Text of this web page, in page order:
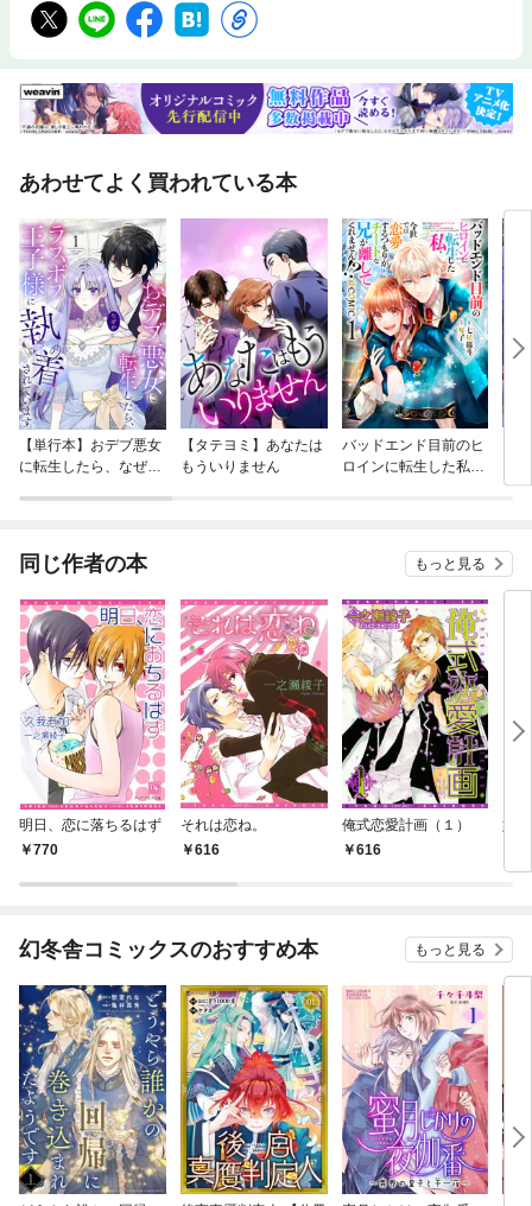
あわせてよく買われている本
【単行本】おデブ悪女
に転生したら、なぜか
【タテヨミ】あなたは
もういりません
バッドエンド目前のヒ
ロインに転生した私、
同じ作者の本 もっと見る
明日、恋に落ちるはず
770
それは恋ね。
616
俺式恋愛計画（１）
616
姫
幻冬舎コミックスのおすすめ本 もっと見る